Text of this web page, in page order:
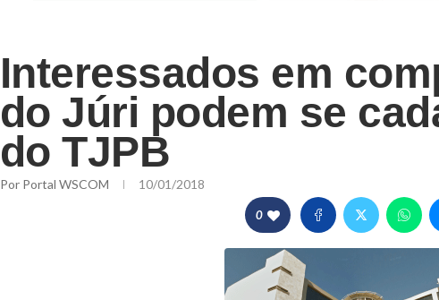
Interessados em
do Júri podem se
do TJPB
Por Portal WSCOM 10/01/2018
0